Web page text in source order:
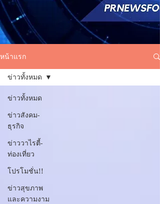
หน้าแรก
ข่าวทั้งหมด
ข่าวสังคม-
ธุรกิจ
ข่าววาไรตี้-
ท่องเที่ยว
โปรโมชั่น!!
ข่าวสุขภาพ
และความงาม
ข่าวทั้งหมด